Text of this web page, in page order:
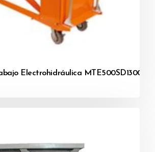
Electrohidráulica MTE500SD1300 /